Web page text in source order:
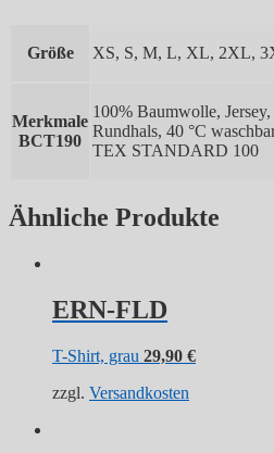
Größe XS, S, M, L, XL, 2XL,
Merkmale
BCT190
100% Baumwolle,
Rundhals, 40 °C
TEX STANDARD 100
Ähnliche Produkte
ERN-FLD
T-Shirt, grau 29,90 €
zzgl. Versandkosten